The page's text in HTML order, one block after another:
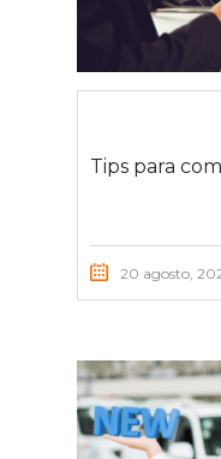
Tips para
20 agosto,